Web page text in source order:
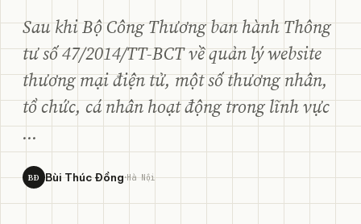
Sau khi Bộ Công Thương ban hành Thông
tư số 47/2014/TT-BCT về quản lý website
thương mại điện tử, một số thương nhân,
tổ chức, cá nhân hoạt động trong lĩnh vực
...
BĐ Bùi Thúc Đồng·Hà Nội